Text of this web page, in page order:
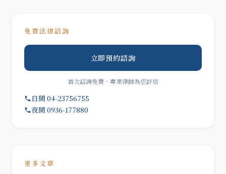
免費法律諮詢
立即預約諮詢
首次諮詢免費，專業律師為您評估
日間 04-23756755
夜間 0936-177880
更多文章